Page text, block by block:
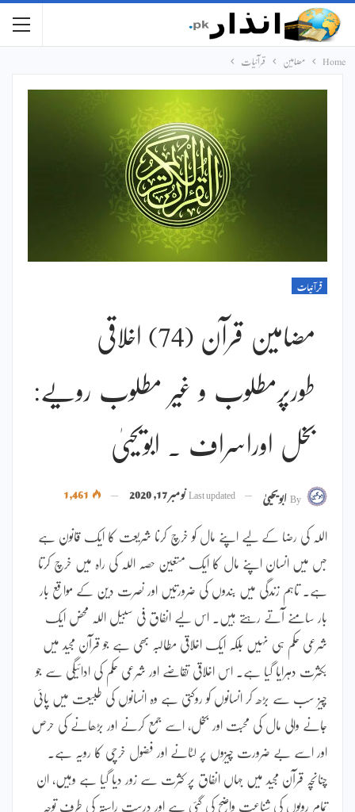
Home مضامین قرآنیات
قرآنیات
مضامین قرآن (74) اخلاقی
طورپرمطلوب و غیر مطلوب رویے:
بخل اوراسراف ۔ ابویحییٰ
Byابویحییٰ Last updatedنومبر 17, 2020
اللہ کی رضا کے لیے اپنے مال کو خرچ کرنا شریعت کا ایک قانون ہے
جس میں انسان اپنے مال کا ایک متعین حصہ اللہ کی راہ میں خرچ کرتا
ہے۔ تاہم زندگی میں بندوں کی ضرورتیں اور نصرت دین کے مواقع بار
بار سامنے آتے رہتے ہیں۔ اس لیے انفاق فی سبیل اللہ محض ایک
شرعی حکم ہی نہیں بلکہ ایک اخلاقی مطالبہ بھی ہے جو قرآن مجید میں
بکثرت دہرایا گیا ہے۔ اس اخلاقی تقاضے اور شرعی حکم کی ادائیگی سے جو
چیز سب سے بڑھ کر انسانوں کو روکتی ہے وہ انسانوں کی طبیعت میں پائی
جانے والی مال کی محبت اور بخل، اسے جمع کرنے اور بڑھانے کی حرص
اور اسے بے ضرورت چیزوں پر لٹانے اور فضول خرچی کا رویہ ہے۔
چنانچہ قرآن مجید میں جہاں انفاق پر کثرت سے زور دیا گیا ہے وہیں، ان
تمام رویوں کی شناعت واضح کی گئی ہے اور درست راستہ کی طرف توجہ